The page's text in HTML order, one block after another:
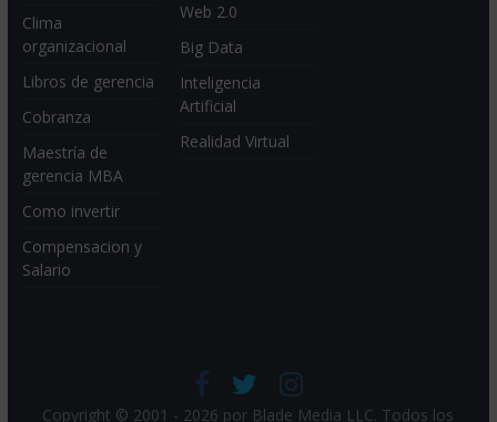
Clima
organizacional
Libros de gerencia
Cobranza
Maestría de
gerencia MBA
Como invertir
Compensacion y
Salario
Web 2.0
Big Data
Inteligencia
Artificial
Realidad Virtual
Copyright © 2001 - 2026 por Blade Media LLC. Todos los